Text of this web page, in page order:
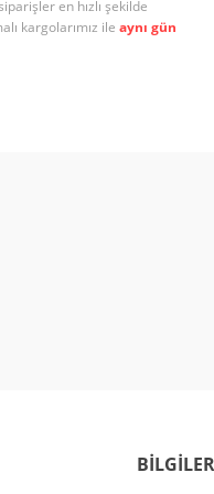
en hızlı şekilde
kargolarımız ile aynı gün
BİLGİLER